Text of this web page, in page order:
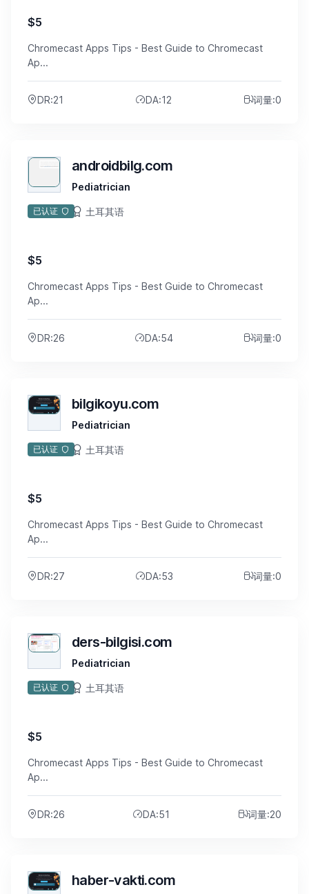
$5
Chromecast Apps Tips - Best Guide to Chromecast
Ap...
DR:21 DA:12 词量:0
androidbilg.com
Pediatrician
已认证 土耳其语
$5
Chromecast Apps Tips - Best Guide to Chromecast
Ap...
DR:26 DA:54 词量:0
bilgikoyu.com
Pediatrician
已认证 土耳其语
$5
Chromecast Apps Tips - Best Guide to Chromecast
Ap...
DR:27 DA:53 词量:0
ders-bilgisi.com
Pediatrician
已认证 土耳其语
$5
Chromecast Apps Tips - Best Guide to Chromecast
Ap...
DR:26 DA:51 词量:20
haber-vakti.com